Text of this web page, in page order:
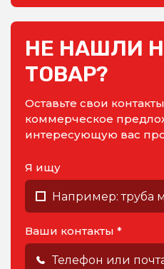
НЕ НАШЛИ
ТОВАР?
Оставьте свои
коммерческое
интересующую вас
Я ищу
Ваши контакты *